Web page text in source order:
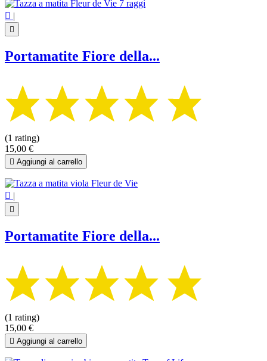
 |

Portamatite Fiore della...
(1 rating)
15,00 €
 Aggiungi al carrello
 |

Portamatite Fiore della...
(1 rating)
15,00 €
 Aggiungi al carrello